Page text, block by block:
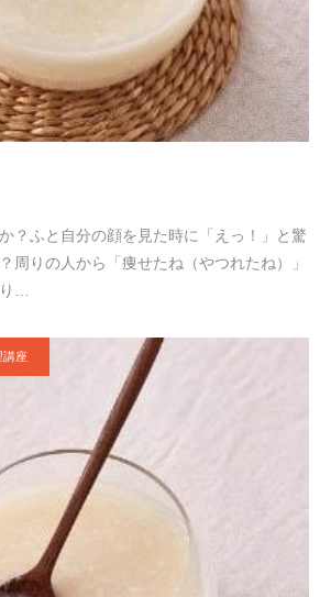
？ふと自分の顔を見た時に「えっ！」と驚
周りの人から「痩せたね（やつれたね）」
…
講座